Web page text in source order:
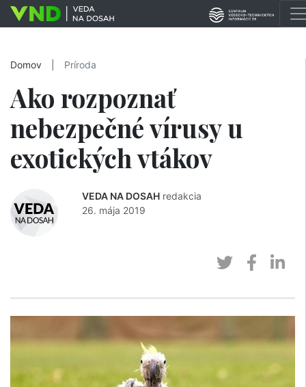
Domov Príroda
Ako rozpoznať
nebezpečné vírusy u
exotických vtákov
VEDA NA DOSAH redakcia
26. mája 2019